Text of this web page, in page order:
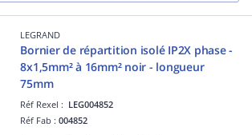
LEGRAND
Bornier de répartition isolé IP2X phase -
8x1,5mm² à 16mm² noir - longueur
75mm
Réf Rexel : LEG004852
Réf Fab :004852